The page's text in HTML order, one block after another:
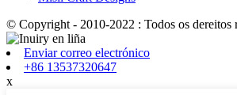
© Copyright - 2010-2022 : Todos os dereitos
Enviar correo electrónico
+86 13537320647
x